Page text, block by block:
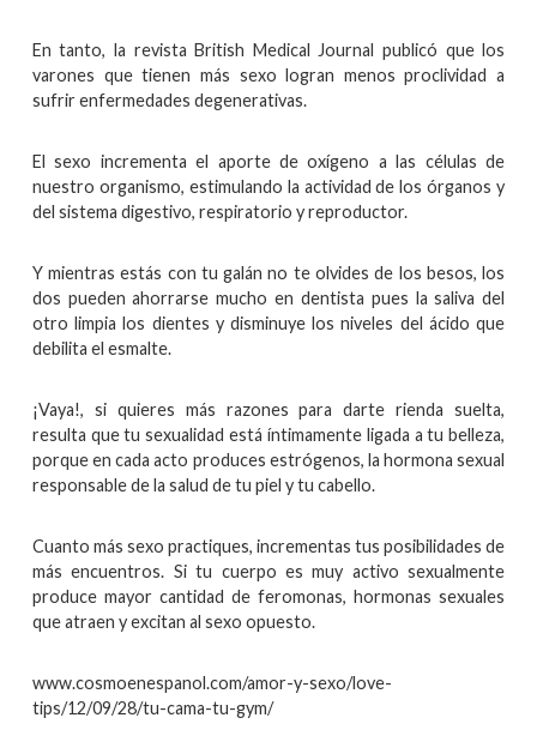
En tanto, la revista British Medical Journal publicó que los
varones que tienen más sexo logran menos proclividad a
sufrir enfermedades degenerativas.
El sexo incrementa el aporte de oxígeno a las células de
nuestro organismo, estimulando la actividad de los órganos y
del sistema digestivo, respiratorio y reproductor.
Y mientras estás con tu galán no te olvides de los besos, los
dos pueden ahorrarse mucho en dentista pues la saliva del
otro limpia los dientes y disminuye los niveles del ácido que
debilita el esmalte.
¡Vaya!, si quieres más razones para darte rienda suelta,
resulta que tu sexualidad está íntimamente ligada a tu belleza,
porque en cada acto produces estrógenos, la hormona sexual
responsable de la salud de tu piel y tu cabello.
Cuanto más sexo practiques, incrementas tus posibilidades de
más encuentros. Si tu cuerpo es muy activo sexualmente
produce mayor cantidad de feromonas, hormonas sexuales
que atraen y excitan al sexo opuesto.
www.cosmoenespanol.com/amor-y-sexo/love-
tips/12/09/28/tu-cama-tu-gym/